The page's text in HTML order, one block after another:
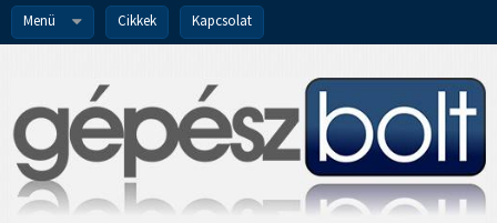
Menü Cikkek Kapcsolat